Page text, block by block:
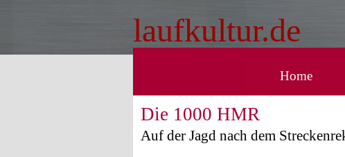
Home
laufkultur.de
Die 1000 HMR
Auf der Jagd nach dem